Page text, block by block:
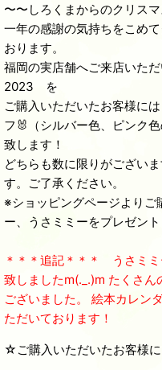
〜〜しろくまからのクリス
一年の感謝の気持ちをこめ
おります。
福岡の実店舗へご来店いた
2023 を
ご購入いただいたお客様に
フ🐰（シルバー色、ピンク
致します！
どちらも数に限りがござい
す。ご了承ください。
※ショッピングページよりご
ー、うさミミーをプレゼン
＊＊＊追記＊＊＊ うさミ
致しましたm(._.)m たくさん
ございました。 絵本カレン
ただいております！
☆ご購入いただいたお客様